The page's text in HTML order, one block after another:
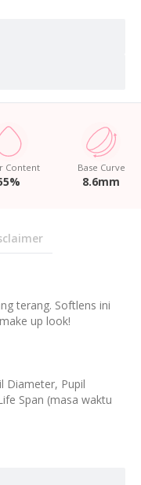
Content Base Curve
8.6mm
terang. Softlens ini
up look!
Diameter, Pupil
Span (masa waktu